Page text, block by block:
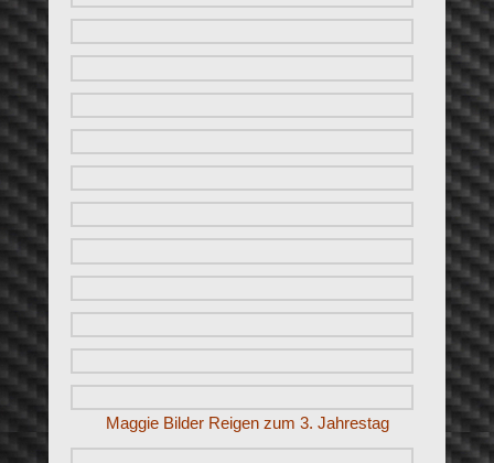
Maggie Bilder Reigen zum 3. Jahrestag